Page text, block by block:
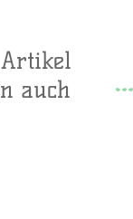
Artikel
auch